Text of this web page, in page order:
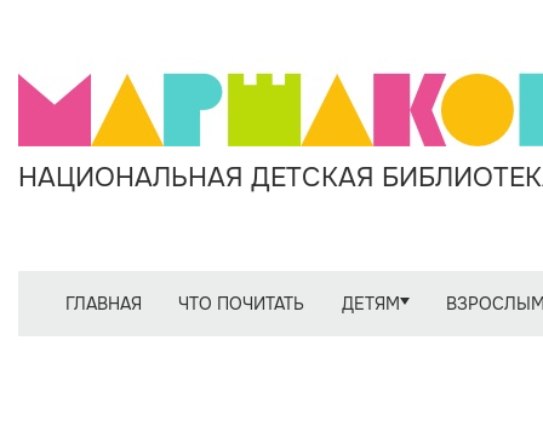
НАЦИОНАЛЬНАЯ ДЕТСКАЯ
ГЛАВНАЯ ЧТО ПОЧИТАТЬ ДЕТЯМ